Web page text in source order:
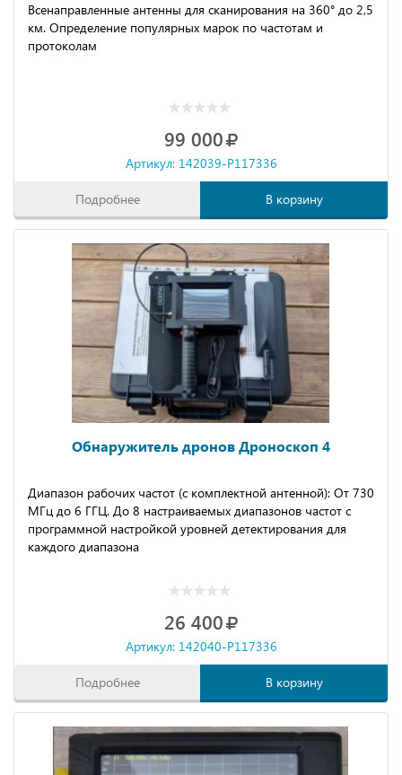
Вceнaпpавленныe антeнны для cкaнировaния нa 360° до 2,5
км. Определение популярных марок по частотам и
протоколам
99 000
Артикул: 142039-P117336
Подробнее В корзину
Обнаружитель дронов Дроноскоп 4
Диапазон рабочих частот (с комплектной антенной): От 730
МГц до 6 ГГЦ. До 8 настраиваемых диапазонов частот с
программной настройкой уровней детектирования для
каждого диапазона
26 400
Артикул: 142040-P117336
Подробнее В корзину